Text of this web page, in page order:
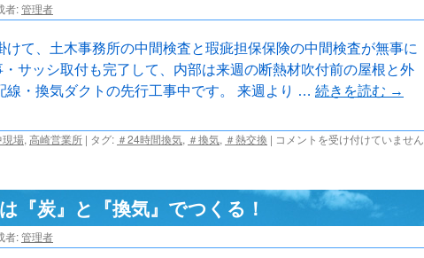
家』-
は
者:管理者
けて、土木事務所の中間検査と瑕疵担保保険の中間検査が無事に
サッシ取付も完了して、内部は来週の断熱材吹付前の屋根と外
線・換気ダクトの先行工事中です。 来週より … 続きを読む →
現場, 高崎営業所 | タグ: ＃24時間換気, ＃換気, ＃熱交換 | 東
の
家』-
コメントを受け付けていません
『炭』と『換気』でつくる！
者:管理者